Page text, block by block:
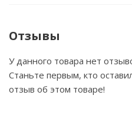
Отзывы
У данного товара нет
Станьте первым, кто
отзыв об этом товаре!